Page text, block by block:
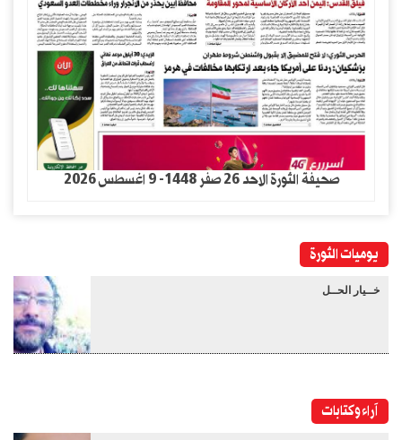
صحيفة الثورة الاحد 26 صفر 1448- 9 اغسطس 2026
يوميات الثورة
خــيار الحــل
آراء وكتابات